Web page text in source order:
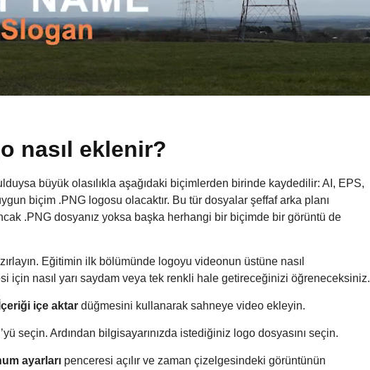
nasıl eklenir?
büyük olasılıkla aşağıdaki biçimlerden birinde kaydedilir: AI, EPS,
biçim .PNG logosu olacaktır. Bu tür dosyalar şeffaf arka planı
.PNG dosyanız yoksa başka herhangi bir biçimde bir görüntü de
Eğitimin ilk bölümünde logoyu videonun üstüne nasıl
için nasıl yarı saydam veya tek renkli hale getireceğinizi öğreneceksiniz.
İçeriği içe aktar düğmesini kullanarak sahneye video ekleyin.
’yü seçin. Ardından bilgisayarınızda istediğiniz logo dosyasını seçin.
ayarları penceresi açılır ve zaman çizelgesindeki görüntünün